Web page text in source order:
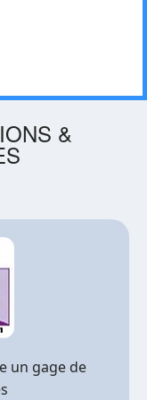
&
un gage de